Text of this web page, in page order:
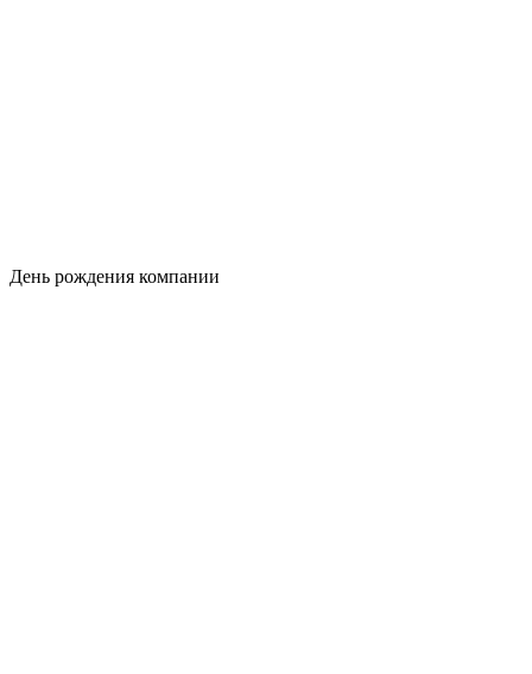
День рождения компании